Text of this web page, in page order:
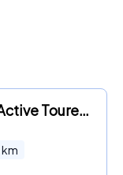
BMW 2-serie Active Tourer - 216d Executive / NAVI / AIRCO ECC / CRUISE / INCL BTW
km